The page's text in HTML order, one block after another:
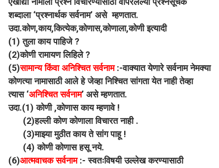
शब्दाला ‘प्रश्नार्थक सर्वनाम’ असे म्हणतात.
उदा.कोण,काय,कित्येक,कोणास,कोणाला,कोणी इत्यादी
(1) तुला काय पाहिजे ?
(2)कोणी रामायण लिहिले ?
(5)सामान्य किंवा अनिश्चित सर्वनाम:-वाक्यात येणारे सर्वनाम नेमक्या
कोणत्या नामासाठी आले हे जेव्हा निश्चित सांगता येत नाही तेव्हा
त्यास ‘अनिश्चित सर्वनाम’ असे म्हणतात.
उदा.(1) कोणी ,कोणास काय म्हणावे !
(2)हल्ली कोण कोणाला विचारत नाही .
(3)माझ्या मुठीत काय ते सांग पाहू !
(4) कोणी कोणास हसू नये.
(6)आत्मवाचक सर्वनाम:- स्वतःविषयी उल्लेख करण्यासाठी